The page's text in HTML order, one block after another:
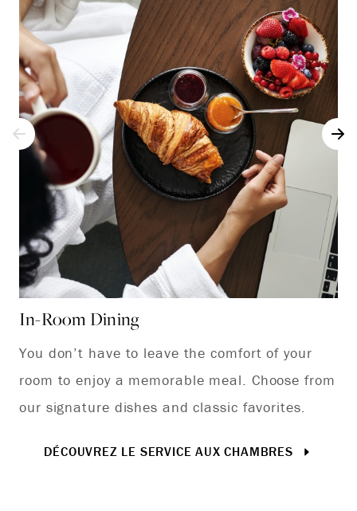
In-Room Dining
You don’t have to leave the comfort of your
room to enjoy a memorable meal. Choose from
our signature dishes and classic favorites.
DÉCOUVREZ LE SERVICE AUX CHAMBRES